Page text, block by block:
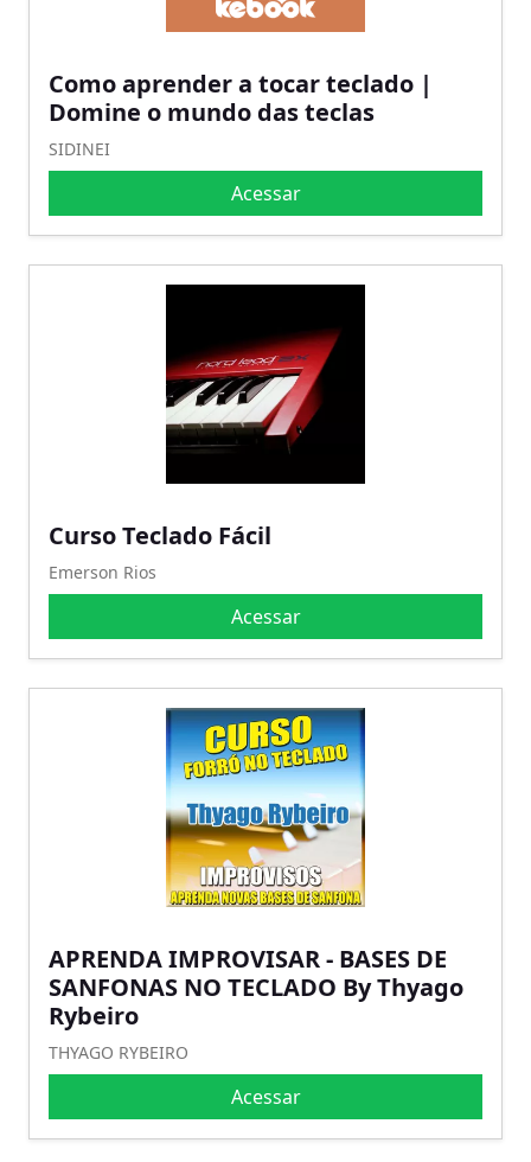
Como aprender a tocar teclado |
Domine o mundo das teclas
SIDINEI
Acessar
Curso Teclado Fácil
Emerson Rios
Acessar
APRENDA IMPROVISAR - BASES DE
SANFONAS NO TECLADO By Thyago
Rybeiro
THYAGO RYBEIRO
Acessar